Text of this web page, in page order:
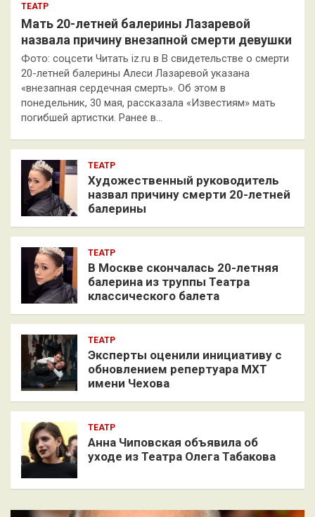
ТЕАТР
Мать 20-летней балерины Лазаревой
назвала причину внезапной смерти девушки
Фото: соцсети Читать iz.ru в В свидетельстве о смерти
20-летней балерины Алеси Лазаревой указана
«внезапная сердечная смерть». Об этом в
понедельник, 30 мая, рассказала «Известиям» мать
погибшей артистки. Ранее в…
ТЕАТР
Художественный руководитель
назвал причину смерти 20-летней
балерины
ТЕАТР
В Москве скончалась 20-летняя
балерина из труппы Театра
классического балета
ТЕАТР
Эксперты оценили инициативу с
обновлением репертуара МХТ
имени Чехова
ТЕАТР
Анна Чиповская объявила об
уходе из Театра Олега Табакова